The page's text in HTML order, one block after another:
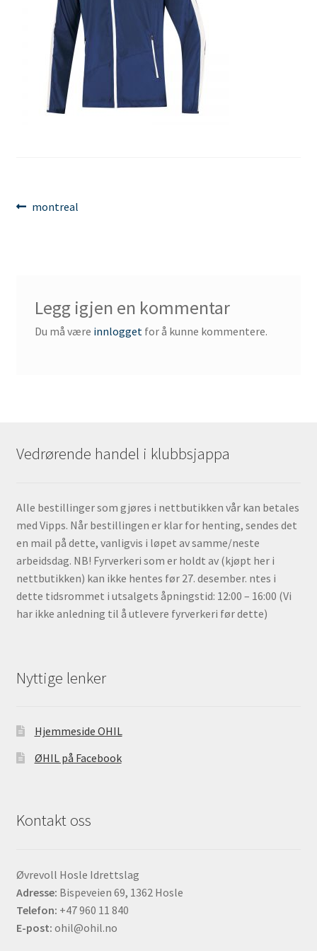
Innleggsnavigasjon
Forrige
montreal
Legg igjen en kommentar
Du må være innloggetfor å kunne kommentere.
Vedrørende handel i klubbsjappa
Alle bestillinger som gjøres i nettbutikken vår kan betales
med Vipps. Når bestillingen er klar for henting, sendes det
en mail på dette, vanligvis i løpet av samme/neste
arbeidsdag. NB! Fyrverkeri som er holdt av (kjøpt her i
nettbutikken) kan ikke hentes før 27. desember. ntes i
dette tidsrommet i utsalgets åpningstid: 12:00 – 16:00 (Vi
har ikke anledning til å utlevere fyrverkeri før dette)
Nyttige lenker
Hjemmeside OHIL
ØHIL på Facebook
Kontakt oss
Øvrevoll Hosle Idrettslag
Adresse: Bispeveien 69, 1362 Hosle
Telefon: +47 960 11 840
E-post: ohil@ohil.no